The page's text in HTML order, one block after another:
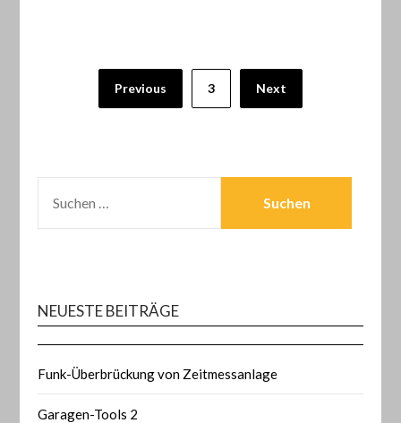
Seitennummerierung
Previous 3 Next
NACH:
NEUESTE BEITRÄGE
Funk-Überbrückung von Zeitmessanlage
Garagen-Tools 2